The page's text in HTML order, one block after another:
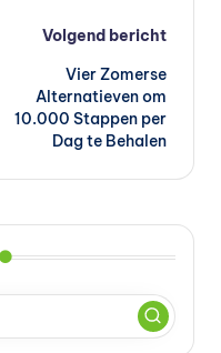
Volgend bericht
Vier Zomerse
Alternatieven om
10.000 Stappen per
Dag te Behalen